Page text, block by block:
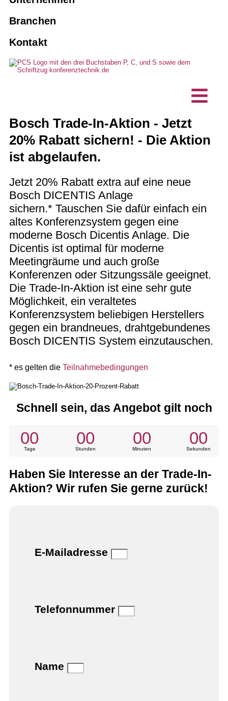
Dolmetscher buchen
Instandhaltung und Wartung
Sonderanfertigungen
KI-Dolmetschlösungen
Hybride Events
Sprechstellen / Tischmikrofone
10 gute Gründe für PCS
Vision, Nachhaltigkeit
Projekte, Referenzen
News
Branchen
Agenturen
Wirtschaftsunternehmen
Kontakt
Bosch Trade-In-Aktion - Jetzt
20% Rabatt sichern! - Die Aktion
ist abgelaufen.
Jetzt 20% Rabatt extra auf eine neue
Bosch DICENTIS Anlage
sichern.* Tauschen Sie dafür einfach ein
altes Konferenzsystem gegen eine
moderne Bosch Dicentis Anlage. Die
Dicentis ist optimal für moderne
Meetingräume und auch große
Konferenzen oder Sitzungssäle geeignet.
Die Trade-In-Aktion ist eine sehr gute
Möglichkeit, ein veraltetes
Konferenzsystem beliebigen Herstellers
gegen ein brandneues, drahtgebundenes
Bosch DICENTIS System einzutauschen.
* es gelten die Teilnahmebedingungen
Schnell sein, das Angebot gilt noch
00
Tage
00
Stunden
00
Minuten
00
Sekunden
Haben Sie Interesse an der Trade-In-
Aktion? Wir rufen Sie gerne zurück!
E-Mailadresse
Telefonnummer
Name